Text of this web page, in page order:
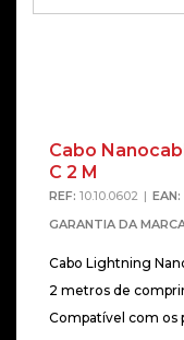
Cabo
C 2 M
REF: 10.10.0602 EAN:
GARANTIA DA
Cabo Lightning
2 metros de
Compatível com os